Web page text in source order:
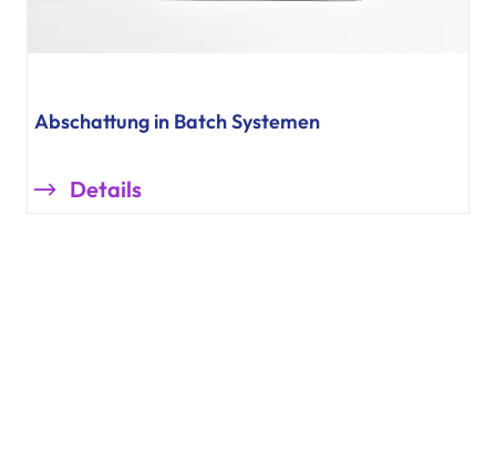
Abschattung in Batch Systemen
Details